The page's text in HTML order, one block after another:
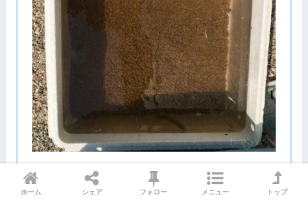
ホーム シェア フォロー メニュー トップ